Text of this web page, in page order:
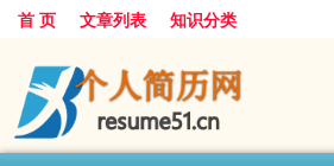
首 页 文章列表 知识分类